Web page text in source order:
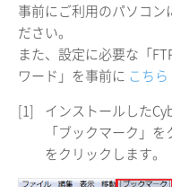
事前にご利用のパソコン
ださい。
また、設定に必要な「
ワード」を事前に こちら
[1]
インストールした
「ブックマーク」
をクリックします。